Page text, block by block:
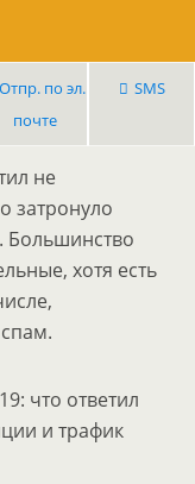
Отпр. по эл.
почте
SMS
не
затронуло
Большинство
хотя есть